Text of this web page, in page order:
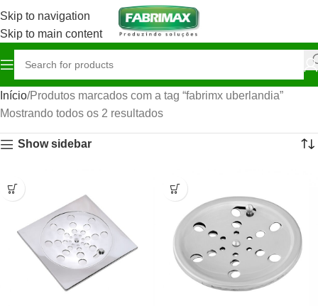
Skip to navigation
Skip to main content
Início Produtos marcados com a tag “fabrimx uberlandia”
Mostrando todos os 2 resultados
Show sidebar